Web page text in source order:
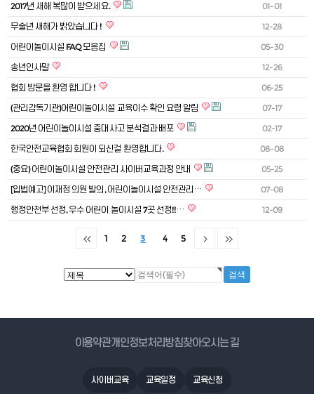
2017년 새해 복많이 받으세요.
01-01
무술년 새해가 밝았습니다 !
12-28
어린이놀이시설 FAQ 모음집
05-30
송년인사말
12-26
협회 방문을 환영 합니다 !
06-25
(관리감독기관)어린이놀이시설 교육이수 확인 요령 알림
07-17
2020년 어린이놀이시설 중대사고 분석결과 배포
02-17
한국안전교육협회 회원이 되신걸 환영합니다.
08-08
(중요) 어린이놀이시설 안전관리 사이버교육과정 안내
05-25
[입법예고] 이재정 의원 발의, 어린이놀이시설 안전관리…
07-08
행정안전부 선정, 우수 어린이 놀이시설 7곳 선정!!…
12-09
1 2 3 4 5
이용약관개인정보처리방침찾아오시는 길
사이버교육 교육일정 교육신청